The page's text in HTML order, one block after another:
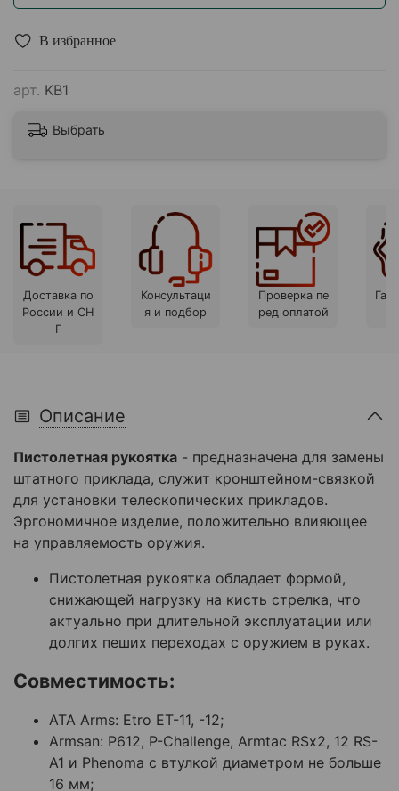
В избранное
арт. KB1
Выбрать
Доставка по
России и СН
Г
Консультаци
я и подбор
Проверка пе
ред оплатой
Описание
Пистолетная рукоятка - предназначена для замены
штатного приклада, служит кронштейном-связкой
для установки телескопических прикладов.
Эргономичное изделие, положительно влияющее
на управляемость оружия.
Пистолетная рукоятка обладает формой,
снижающей нагрузку на кисть стрелка, что
актуально при длительной эксплуатации или
долгих пеших переходах с оружием в руках.
Совместимость:
ATA Arms: Etro ET-11, -12;
Armsan: P612, P-Challenge, Armtac RSx2, 12 RS-
A1 и Phenoma с втулкой диаметром не больше
16 мм;